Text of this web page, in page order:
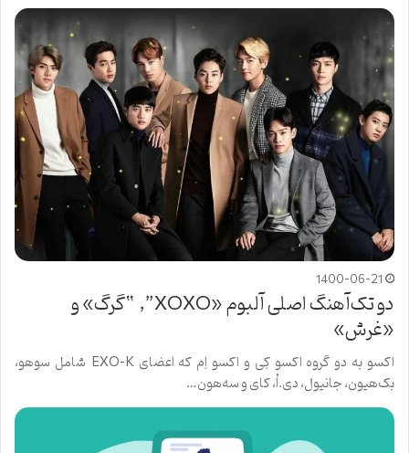
1400-06-21
دو تک‌آهنگ اصلی آلبوم «XOXO”, “گرگ» و
«غرش»
اکسو به دو گروه اکسو کِی و اکسو اِم که اعضای EXO-K شامل سوهو،
بک‌هیون، جانیول، دی.اُ، کای و سه‌هون…